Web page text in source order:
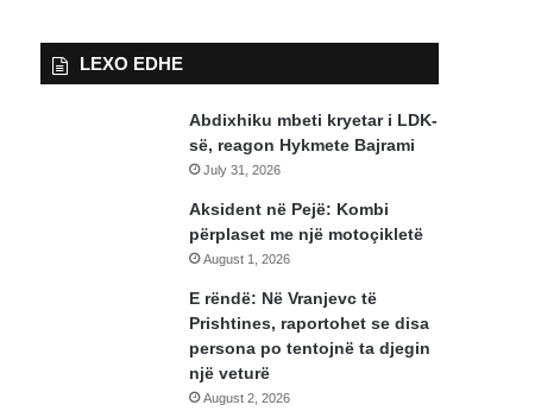
LEXO EDHE
Abdixhiku mbeti kryetar i LDK-
së, reagon Hykmete Bajrami
July 31, 2026
Aksident në Pejë: Kombi
përplaset me një motoçikletë
August 1, 2026
E rëndë: Në Vranjevc të
Prishtines, raportohet se disa
persona po tentojnë ta djegin
një veturë
August 2, 2026